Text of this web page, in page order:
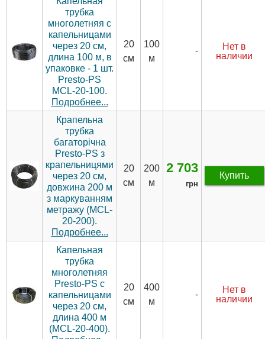
трубка
многолетняя с
капельницами
через 20 см,
длина 100 м, в
упаковке - 1 шт.
Presto-PS
MCL-20-100.
Подробнее...
20
см
100
м
-
Нет в
наличии
Крапельна
трубка
багаторічна
Presto-PS з
крапельницями
через 20 см,
довжина 200 м
з маркуванням
метражу (MCL-
20-200).
Подробнее...
20
см
200
м
2 703
грн
Купить
Капельная
трубка
многолетняя
Presto-PS с
капельницами
через 20 см,
длина 400 м
(MCL-20-400).
20
см
400
м
-
Нет в
наличии